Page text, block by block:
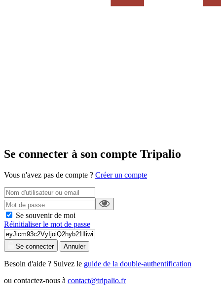
Se connecter à son compte Tripalio
Vous n'avez pas de compte ? Créer un compte
Se souvenir de moi
Réinitialiser le mot de passe
Se connecter Annuler
Besoin d'aide ? Suivez le guide de la double-authentification
ou contactez-nous à contact@tripalio.fr